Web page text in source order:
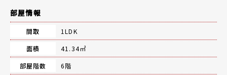
部屋情報
間取
1LDK
面積
41.34㎡
部屋階数
6階